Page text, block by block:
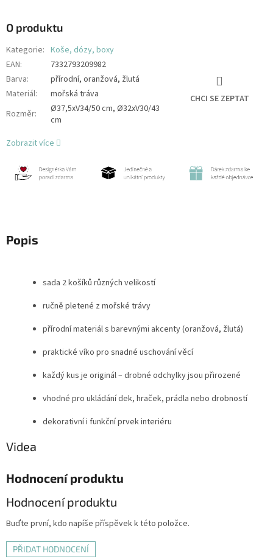
O produktu
Kategorie: Koše, dózy, boxy
EAN:
7332793209982
Barva:
přírodní, oranžová, žlutá
Materiál:
mořská tráva
Rozměr:
Ø37,5xV34/50 cm, Ø32xV30/43
cm
CHCI SE ZEPTAT
Zobrazit více
Popis
sada 2 košíků různých velikostí
ručně pletené z mořské trávy
přírodní materiál s barevnými akcenty (oranžová, žlutá)
praktické víko pro snadné uschování věcí
každý kus je originál – drobné odchylky jsou přirozené
vhodné pro ukládání dek, hraček, prádla nebo drobností
dekorativní i funkční prvek interiéru
Videa
Hodnocení produktu
Hodnocení produktu
Buďte první, kdo napíše příspěvek k této položce.
PŘIDAT HODNOCENÍ